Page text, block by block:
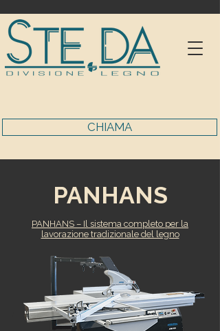
CHIAMA
PANHANS
PANHANS – Il sistema completo per la
lavorazione tradizionale del legno